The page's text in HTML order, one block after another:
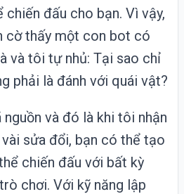
đấu cho bạn. Vì vậy,
cờ thấy một con bot có
và tôi tự nhủ: Tại sao chỉ
phải là đánh với quái vật?
và đó là khi tôi nhận
sửa đổi, bạn có thể tạo
chiến đấu với bất kỳ
chơi. Với kỹ năng lập